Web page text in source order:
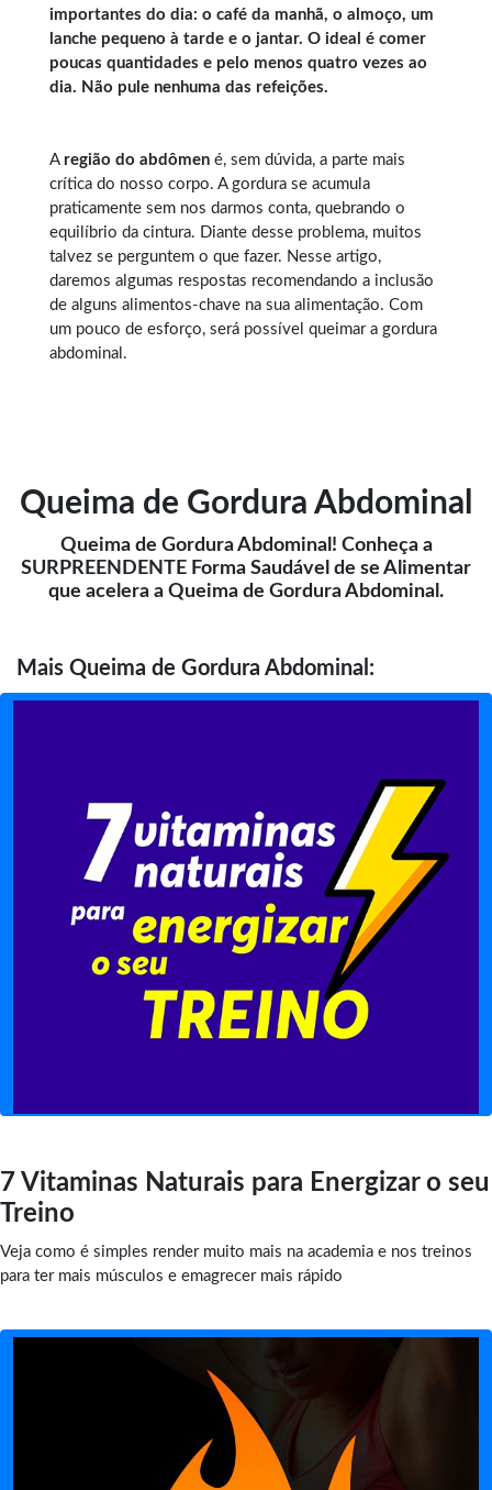
importantes do dia: o café da manhã, o almoço, um
lanche pequeno à tarde e o jantar. O ideal é comer
poucas quantidades e pelo menos quatro vezes ao
dia. Não pule nenhuma das refeições.
A região do abdômen é, sem dúvida, a parte mais
crítica do nosso corpo. A gordura se acumula
praticamente sem nos darmos conta, quebrando o
equilíbrio da cintura. Diante desse problema, muitos
talvez se perguntem o que fazer. Nesse artigo,
daremos algumas respostas recomendando a inclusão
de alguns alimentos-chave na sua alimentação. Com
um pouco de esforço, será possível queimar a gordura
abdominal.
Queima de Gordura Abdominal
Queima de Gordura Abdominal! Conheça a
SURPREENDENTE Forma Saudável de se Alimentar
que acelera a Queima de Gordura Abdominal.
Mais Queima de Gordura Abdominal:
7 Vitaminas Naturais para Energizar o seu
Treino
Veja como é simples render muito mais na academia e nos treinos
para ter mais músculos e emagrecer mais rápido